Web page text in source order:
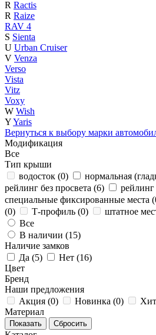
R Ractis
R Raize
RAV 4
S Sienta
U Urban Cruiser
V Venza
Verso
Vista
Vitz
Voxy
W Wish
YYaris
Вернуться к выбору марки
Модификация
Все
Тип крыши
водосток (0) нормальная
рейлинг без просвета (6) рейлинг
специальные фиксированные места (
(0) Т-профиль (0) штатное
Все
В наличии (15)
Наличие замков
Да (5) Нет (16)
Цвет
Бренд
Наши предложения
Акция (0) Новинка (0)
Материал